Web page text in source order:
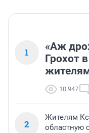
1
«Аж
Грохот
10 947
2
Жителям
областную